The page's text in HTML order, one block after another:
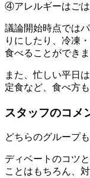
④アレルギーはごは
議論開始時点では
りにしたり、冷凍
食べることができま
また、忙しい平日
定食など、食べ方
スタッフのコメ
どちらのグループ
ディベートのコツ
ことはもちろん、